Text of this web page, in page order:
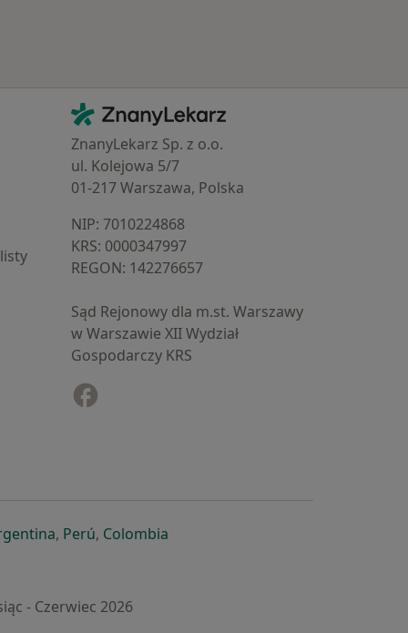
Kontakt
ZnanyLekarz - Strona główna
ZnanyLekarz Sp. z o.o.
ul. Kolejowa 5/7
01-217 Warszawa, Polska
NIP: ⁠7010224868
KRS: ⁠0000347997
REGON: ⁠142276657
Sąd Rejonowy dla m.st. Warszawy
w Warszawie XII Wydział
Gospodarczy KRS
karcie
w nowej karcie
się w nowej karcie
otwiera się w nowej karcie
, Perúotwiera się w nowej karcie
, Colombiaotwiera się w nowej karcie
- Czerwiec 2026